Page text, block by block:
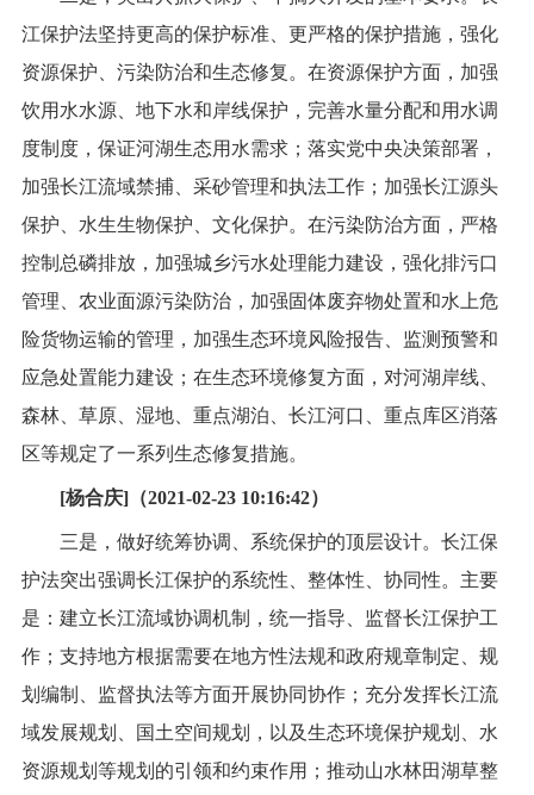
江保护法坚持更高的保护标准、更严格的保护措施，强化
资源保护、污染防治和生态修复。在资源保护方面，加强
饮用水水源、地下水和岸线保护，完善水量分配和用水调
度制度，保证河湖生态用水需求；落实党中央决策部署，
加强长江流域禁捕、采砂管理和执法工作；加强长江源头
保护、水生生物保护、文化保护。在污染防治方面，严格
控制总磷排放，加强城乡污水处理能力建设，强化排污口
管理、农业面源污染防治，加强固体废弃物处置和水上危
险货物运输的管理，加强生态环境风险报告、监测预警和
应急处置能力建设；在生态环境修复方面，对河湖岸线、
森林、草原、湿地、重点湖泊、长江河口、重点库区消落
区等规定了一系列生态修复措施。
[杨合庆]（2021-02-23 10:16:42）
三是，做好统筹协调、系统保护的顶层设计。长江保
护法突出强调长江保护的系统性、整体性、协同性。主要
是：建立长江流域协调机制，统一指导、监督长江保护工
作；支持地方根据需要在地方性法规和政府规章制定、规
划编制、监督执法等方面开展协同协作；充分发挥长江流
域发展规划、国土空间规划，以及生态环境保护规划、水
资源规划等规划的引领和约束作用；推动山水林田湖草整